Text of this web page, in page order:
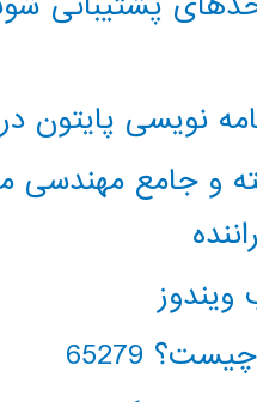
نویسی پایتون
و جامع مهندسی
65279